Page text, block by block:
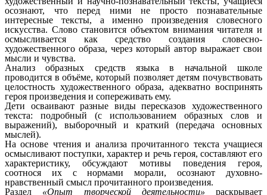
осознают, что перед ними не просто познавательные
интересные тексты, а именно произведения словесного
искусства. Слово становится объектом внимания читателя и
осмысливается как средство создания словесно-
художественного образа, через который автор выражает свои
мысли и чувства.
Анализ образных средств языка в начальной школе
проводится в объёме, который позволяет детям почувствовать
целостность художественного образа, адекватно воспринять
героя произведения и сопереживать ему.
Дети осваивают разные виды пересказов художественного
текста: подробный (с использованием образных слов и
выражений), выборочный и краткий (передача основных
мыслей).
На основе чтения и анализа прочитанного текста учащиеся
осмысливают поступки, характер и речь героя, составляют его
характеристику, обсуждают мотивы поведения героя,
соотнося их с нормами морали, осознают духовно-
нравственный смысл прочитанного произведения.
Раздел «Опыт творческой деятельности» раскрывает